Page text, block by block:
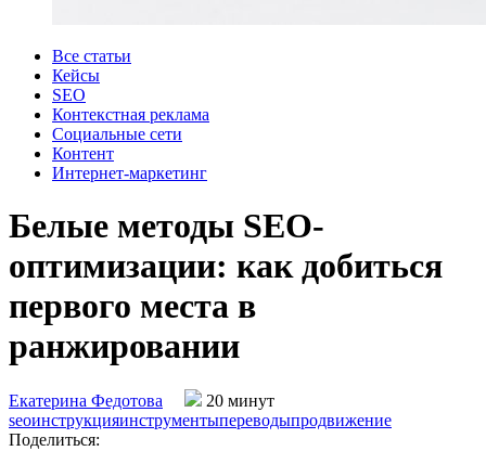
Все статьи
Кейсы
SEO
Контекстная реклама
Социальные сети
Контент
Интернет-маркетинг
Белые методы SEO-
оптимизации: как добиться
первого места в
ранжировании
Екатерина Федотова
20 минут
seoинструкцияинструментыпереводыпродвижение
Поделиться: